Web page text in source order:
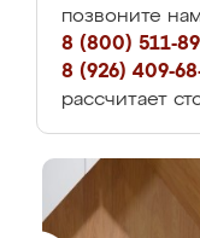
позвоните
8 (800) 511-
8 (926) 409-
рассчитает